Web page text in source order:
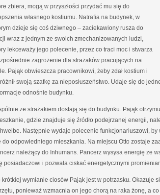
zbiera, mogą w przyszłości przydać mu się do
własnego kostiumu. Natrafia na budynek, w
dzieje się coś dziwnego – zaciekawiony rusza do
wraz z jednym ze swoich zmechanizowanych ludzi,
lekceważy jego polecenie, przez co traci moc i stwarza
zagrożenie dla strażaków pracujących na
Pająk obwieszcza pracownikowi, żeby zdał kostium i
swoją szafkę za nieposłuszeństwo. Udaje się do
odnośnie budynku.
ze strażakiem dostają się do budynku. Pająk
gdzie znajduje się źródło podejrzanej energii,
Następnie wydaje polecenie funkcjonariuszowi, by
do odpowiedniego mieszkania. Na miejscu Otto zostaje
należący do Inhumans. Pancerz wysysa energię ze
posiadaczowi i pozwala ciskać energetycznymi
krótkiej wymianie ciosów Pająk jest w potrzasku. Okazuje
ponieważ wzmacnia on jego chorą na raka żonę, a